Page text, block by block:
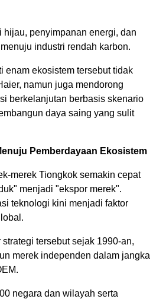
hijau, penyimpanan energi, dan
industri rendah karbon.
enam ekosistem tersebut tidak
namun juga mendorong
berkelanjutan berbasis skenario
daya saing yang sulit
Pemberdayaan Ekosistem
merek Tiongkok semakin cepat
menjadi "ekspor merek".
teknologi kini menjadi faktor
tersebut sejak 1990-an,
merek independen dalam jangka
negara dan wilayah serta